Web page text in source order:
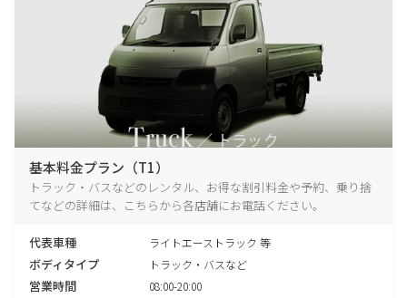
基本料金プラン（T1）
トラック・バスなどのレンタル、お得な割引料金や予約、乗り捨
てなどの詳細は、こちらから各店舗にお電話ください。
代表車種 ライトエーストラック 等
ボディタイプ トラック・バスなど
営業時間 08:00-20:00